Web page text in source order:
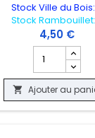
160 CARTES
FOLIO SOUPLE
Stock Ville du
Stock
4,50 €
Champ
 Ajouter au